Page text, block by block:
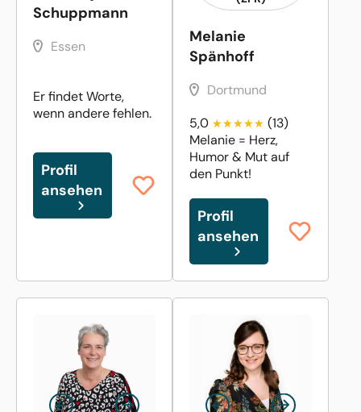
Schuppmann
Essen
Er findet Worte,
wenn andere fehlen.
Profil
ansehen
Melanie
Spänhoff
Dortmund
5,0
(13)
Melanie = Herz,
Humor & Mut auf
den Punkt!
Profil
ansehen